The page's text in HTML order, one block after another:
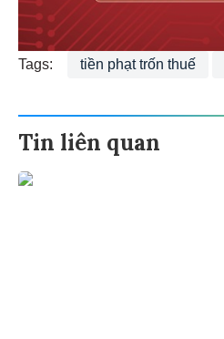
Tags: tiền phạt trốn thuế
Tin liên quan